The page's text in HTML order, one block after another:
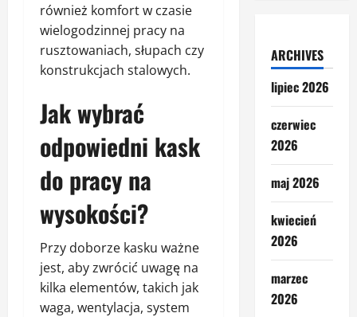
również komfort w czasie
wielogodzinnej pracy na
rusztowaniach, słupach czy
konstrukcjach stalowych.
Jak wybrać
odpowiedni kask
do pracy na
wysokości?
Przy doborze kasku ważne
jest, aby zwrócić uwagę na
kilka elementów, takich jak
waga, wentylacja, system
ARCHIVES
lipiec 2026
czerwiec
2026
maj 2026
kwiecień
2026
marzec
2026